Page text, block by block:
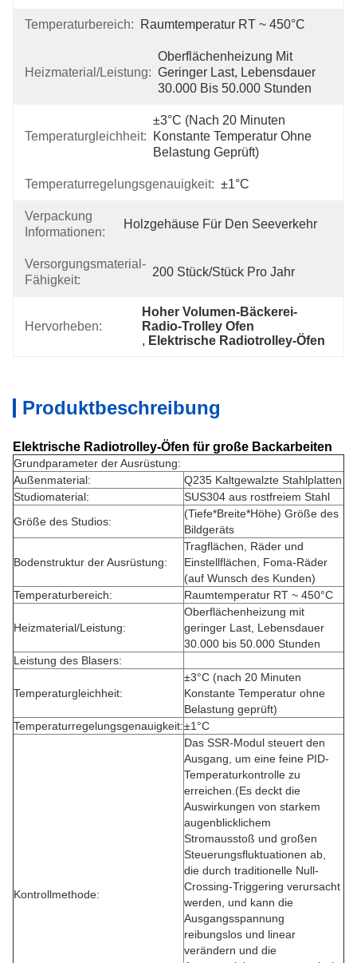
Temperaturbereich: Raumtemperatur RT ~ 450°C
Heizmaterial/Leistung:
Oberflächenheizung Mit
Geringer Last, Lebensdauer
30.000 Bis 50.000 Stunden
Temperaturgleichheit:
±3°C (nach 20 Minuten
Konstante Temperatur Ohne
Belastung Geprüft)
Temperaturregelungsgenauigkeit: ±1°C
Verpackung
Informationen:
Holzgehäuse Für Den Seeverkehr
Versorgungsmaterial-
Fähigkeit:
200 Stück/Stück Pro Jahr
Hervorheben:
Hoher Volumen-Bäckerei-
Radio-Trolley Ofen
, Elektrische Radiotrolley-Öfen
Produktbeschreibung
Elektrische Radiotrolley-Öfen für große Backarbeiten
Grundparameter der Ausrüstung:
Außenmaterial:
Q235 Kaltgewalzte Stahlplatten
Studiomaterial:
SUS304 aus rostfreiem Stahl
Größe des Studios:
(Tiefe*Breite*Höhe) Größe des
Bildgeräts
Bodenstruktur der Ausrüstung:
Tragflächen, Räder und
Einstellflächen, Foma-Räder
(auf Wunsch des Kunden)
Temperaturbereich:
Raumtemperatur RT ~ 450°C
Heizmaterial/Leistung:
Oberflächenheizung mit
geringer Last, Lebensdauer
30.000 bis 50.000 Stunden
Leistung des Blasers:
Temperaturgleichheit:
±3°C (nach 20 Minuten
Konstante Temperatur ohne
Belastung geprüft)
Temperaturregelungsgenauigkeit:±1°C
Kontrollmethode:
Das SSR-Modul steuert den
Ausgang, um eine feine PID-
Temperaturkontrolle zu
erreichen.(Es deckt die
Auswirkungen von starkem
augenblicklichem
Stromausstoß und großen
Steuerungsfluktuationen ab,
die durch traditionelle Null-
Crossing-Triggering verursacht
werden, und kann die
Ausgangsspannung
reibungslos und linear
verändern und die